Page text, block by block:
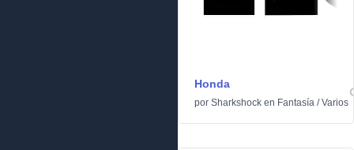
Honda
por Sharkshock en Fantasía /Varios